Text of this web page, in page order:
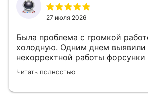
27 июля 2026
Была проблема с громкой
холодную. Одним днем выявили
некорректной работы форсунки
👍
Читать полностью